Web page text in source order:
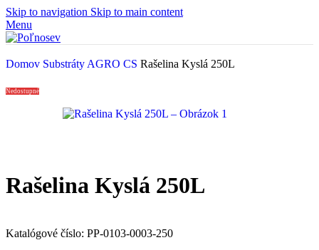
Skip to navigation Skip to main content
Menu
Domov Substráty AGRO CS Rašelina Kyslá 250L
Nedostupné
Rašelina Kyslá 250L
Katalógové číslo: PP-0103-0003-250